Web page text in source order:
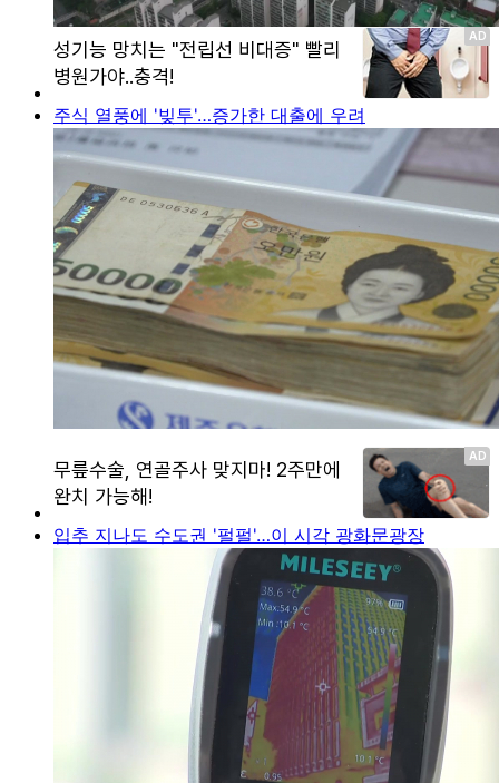
주식 열풍에 '빚투'…증가한 대출에 우려
입추 지나도 수도권 '펄펄'…이 시각 광화문광장